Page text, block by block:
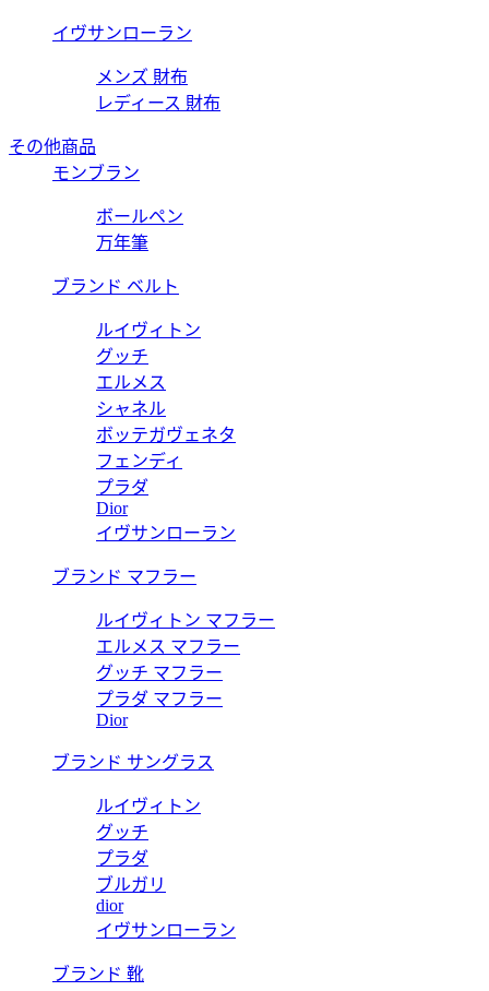
イヴサンローラン
メンズ 財布
レディース 財布
その他商品
モンブラン
ボールペン
万年筆
ブランド ベルト
ルイヴィトン
グッチ
エルメス
シャネル
ボッテガヴェネタ
フェンディ
プラダ
Dior
イヴサンローラン
ブランド マフラー
ルイヴィトン マフラー
エルメス マフラー
グッチ マフラー
プラダ マフラー
Dior
ブランド サングラス
ルイヴィトン
グッチ
プラダ
ブルガリ
dior
イヴサンローラン
ブランド 靴